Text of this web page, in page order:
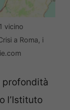
vicino
a Roma, i
profondità
l’Istituto